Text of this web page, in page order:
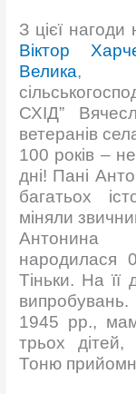
З цієї нагоди
Віктор
Велика,
СХІД”
ветеранів
100 років –
дні! Пані
багатьох
міняли
Антонина
народилася
Тіньки. На
випробувань.
1945 рр.,
трьох
Тоню